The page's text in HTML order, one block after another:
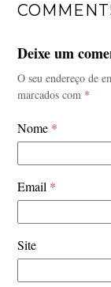
Deixe um
O seu endereço de
marcados com *
Nome *
Email *
Site